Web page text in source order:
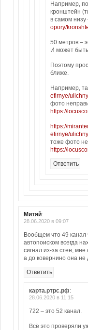
Например,
кронштейн
в самом
opory/
50 метров –
И может
Поэтому
ближе.
Например,
efirnye/
фото
https://
https://
efirnye/
тоже фото
https://
Ответить
Митяй:
28.06.2020 в 09:07
Вообщем что 49 канал
автопоиском всегда
сигнал из-за стен,
а до ковернино она не
Ответить
карта.ртрс.рф:
28.06.2020 в 11:15
722 – это 52 канал.
Всё это проверяли